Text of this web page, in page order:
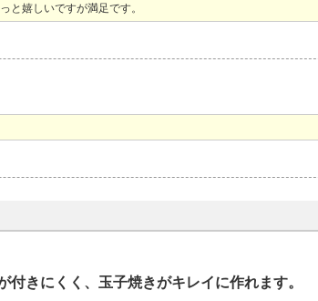
と嬉しいですが満足です。
きにくく、玉子焼きがキレイに作れます。